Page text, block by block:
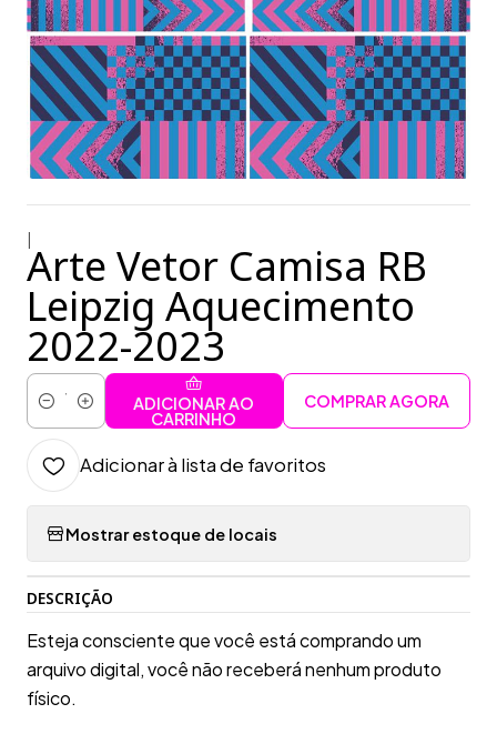
Arte Vetor Camisa RB
Leipzig Aquecimento
2022-2023
Quantidade
ADICIONAR AO
CARRINHO
COMPRAR AGORA
Adicionar à lista de favoritos
Mostrar estoque de locais
DESCRIÇÃO
Esteja consciente que você está comprando um
arquivo digital, você não receberá nenhum produto
físico.